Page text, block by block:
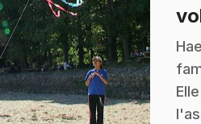
.